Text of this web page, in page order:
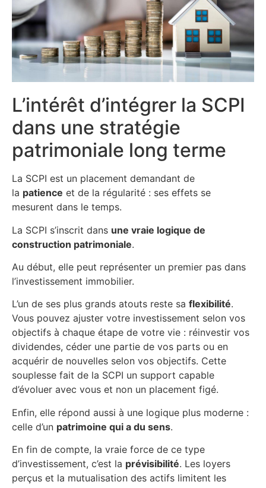
L’intérêt d’intégrer la SCPI
dans une stratégie
patrimoniale long terme
La SCPI est un placement demandant de
la patience et de la régularité : ses effets se
mesurent dans le temps.
La SCPI s’inscrit dans une vraie logique de
construction patrimoniale.
Au début, elle peut représenter un premier pas dans
l’investissement immobilier.
L’un de ses plus grands atouts reste sa flexibilité.
Vous pouvez ajuster votre investissement selon vos
objectifs à chaque étape de votre vie : réinvestir vos
dividendes, céder une partie de vos parts ou en
acquérir de nouvelles selon vos objectifs. Cette
souplesse fait de la SCPI un support capable
d’évoluer avec vous et non un placement figé.
Enfin, elle répond aussi à une logique plus moderne :
celle d’un patrimoine qui a du sens.
En fin de compte, la vraie force de ce type
d’investissement, c’est la prévisibilité. Les loyers
perçus et la mutualisation des actifs limitent les